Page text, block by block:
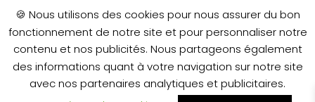
Surface: 239 m²
201 650 €
🍪 Nous utilisons des cookies pour nous assurer du bon
fonctionnement de notre site et pour personnaliser notre
contenu et nos publicités. Nous partageons également
des informations quant à votre navigation sur notre site
avec nos partenaires analytiques et publicitaires.